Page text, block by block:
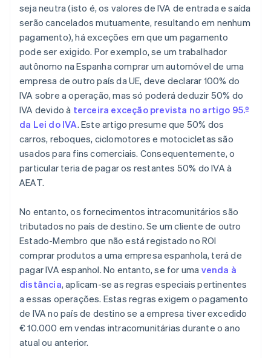
seja neutra (isto é, os valores de IVA de entrada e saída
serão cancelados mutuamente, resultando em nenhum
pagamento), há exceções em que um pagamento
pode ser exigido. Por exemplo, se um trabalhador
autônomo na Espanha comprar um automóvel de uma
empresa de outro país da UE, deve declarar 100% do
IVA sobre a operação, mas só poderá deduzir 50% do
IVA devido à terceira exceção prevista no artigo 95.º
da Lei do IVA. Este artigo presume que 50% dos
carros, reboques, ciclomotores e motocicletas são
usados para fins comerciais. Consequentemente, o
particular teria de pagar os restantes 50% do IVA à
AEAT.
No entanto, os fornecimentos intracomunitários são
tributados no país de destino. Se um cliente de outro
Estado-Membro que não está registado no ROI
comprar produtos a uma empresa espanhola, terá de
pagar IVA espanhol. No entanto, se for uma venda à
distância, aplicam-se as regras especiais pertinentes
a essas operações. Estas regras exigem o pagamento
de IVA no país de destino se a empresa tiver excedido
€ 10.000 em vendas intracomunitárias durante o ano
atual ou anterior.